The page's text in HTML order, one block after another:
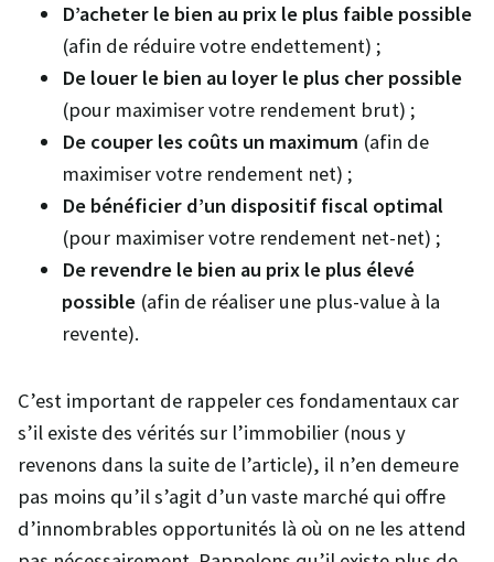
D’acheter le bien au prix le plus faible possible
(afin de réduire votre endettement) ;
De louer le bien au loyer le plus cher possible
(pour maximiser votre rendement brut) ;
De couper les coûts un maximum (afin de
maximiser votre rendement net) ;
De bénéficier d’un dispositif fiscal optimal
(pour maximiser votre rendement net-net) ;
De revendre le bien au prix le plus élevé
possible (afin de réaliser une plus-value à la
revente).
C’est important de rappeler ces fondamentaux car
s’il existe des vérités sur l’immobilier (nous y
revenons dans la suite de l’article), il n’en demeure
pas moins qu’il s’agit d’un vaste marché qui offre
d’innombrables opportunités là où on ne les attend